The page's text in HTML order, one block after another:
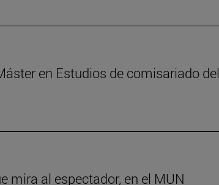
en Estudios de comisariado del
mira al espectador, en el MUN